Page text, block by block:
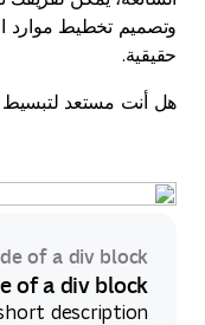
حقيقية.
هل أنت مستعد لتبسيط
of a div block.
of a div block.
description